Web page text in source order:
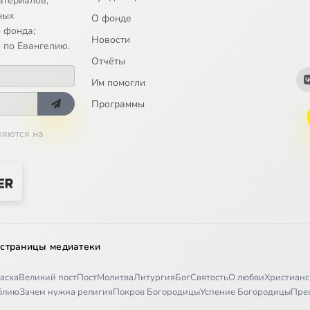
люди на тревожном море
не похожей на другие
помощь ветра
фонда;
Евангелию.
на
О фонде
Новости
Отчёты
Им помогли
Программы
медиатеки
Великий постПостМолитваЛитургияБогСвятостьО любви
Зачем нужна религияПокров БогородицыУспение Богородицы